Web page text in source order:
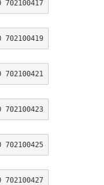
702100417
702100419
702100421
702100423
702100425
702100427